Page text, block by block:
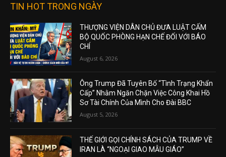
TIN HOT TRONG NGÀY
THƯỢNG VIỆN DÂN CHỦ ĐƯA LUẬT CẤM
BỘ QUỐC PHÒNG HẠN CHẾ ĐỐI VỚI BÁO
CHÍ
August 6, 2026
Ông Trump Đã Tuyên Bố “Tình Trạng Khẩn
Cấp” Nhằm Ngăn Chặn Việc Công Khai Hồ
Sơ Tài Chính Của Mình Cho Đài BBC
August 5, 2026
THẾ GIỚI GỌI CHÍNH SÁCH CỦA TRUMP VỀ
IRAN LÀ “NGOẠI GIAO MẪU GIÁO”